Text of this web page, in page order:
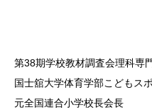
第38期学校教材調査会理科専
国士舘大学体育学部こどもス
元全国連合小学校長会長